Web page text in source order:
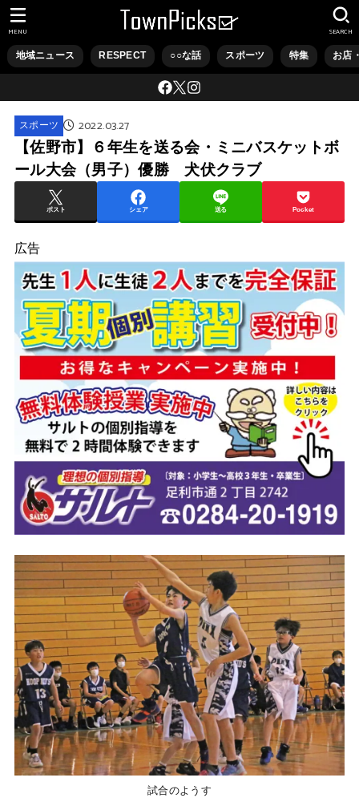
地域ニュース RESPECT ○○な話 スポーツ 特集 お店
SEARCH
MENU
スポーツ 2022.03.27
【佐野市】６年生を送る会・ミニバスケットボ
ール大会（男子）優勝 犬伏クラブ
ポスト シェア 送る Pocket
広告
試合のようす